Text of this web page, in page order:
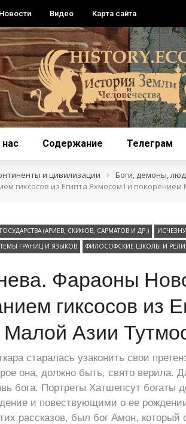
Новости Видео Карта сайта
Содержание Телеграм
и цивилизации › Боги, демоны,
гиксосов из Египта Яхмосом I и покорением
(АРИЕВ, СКИФОВ, САРМАТОВ И ДР.)
ГРАНИЦ И ЯЗЫКОВ
ФИЛОСОФСКИЕ ШКОЛЫ И
Фараоны
гиксосов из
Азии
старалась узаконить свои
она, должно быть, свято верила.
бога. Портреты Хатшепсут
и повествующими о ее
рассказов, был бог Амон,